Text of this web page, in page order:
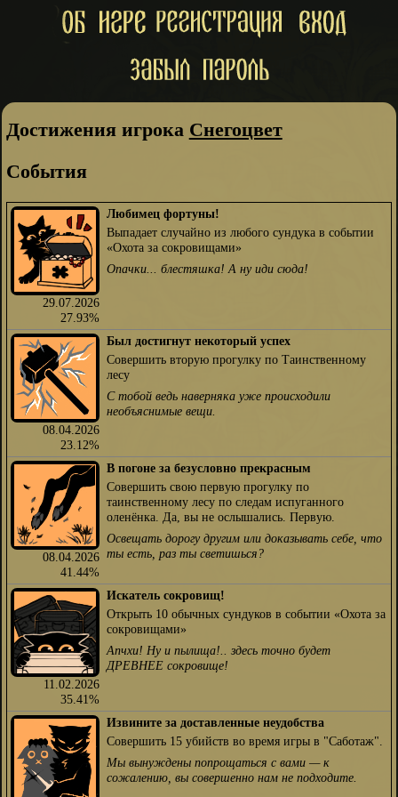
Достижения игрока Снегоцвет
События
29.07.2026
27.93%
Любимец фортуны!
Выпадает случайно из любого сундука в событии
«Охота за сокровищами»
Опачки... блестяшка! А ну иди сюда!
08.04.2026
23.12%
Был достигнут некоторый успех
Совершить вторую прогулку по Таинственному
лесу
С тобой ведь наверняка уже происходили
необъяснимые вещи.
08.04.2026
41.44%
В погоне за безусловно прекрасным
Совершить свою первую прогулку по
таинственному лесу по следам испуганного
оленёнка. Да, вы не ослышались. Первую.
Освещать дорогу другим или доказывать себе, что
ты есть, раз ты светишься?
11.02.2026
35.41%
Искатель сокровищ!
Открыть 10 обычных сундуков в событии «Охота за
сокровищами»
Апчхи! Ну и пылища!.. здесь точно будет
ДРЕВНЕЕ сокровище!
Извините за доставленные неудобства
Совершить 15 убийств во время игры в "Саботаж".
Мы вынуждены попрощаться с вами — к
сожалению, вы совершенно нам не подходите.